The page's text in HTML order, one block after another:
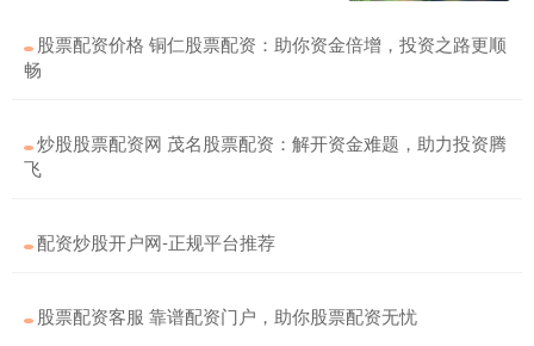
股票配资价格 铜仁股票配资：助你资金倍增，投资之路更顺
畅
炒股股票配资网 茂名股票配资：解开资金难题，助力投资腾
飞
配资炒股开户网-正规平台推荐
股票配资客服 靠谱配资门户，助你股票配资无忧